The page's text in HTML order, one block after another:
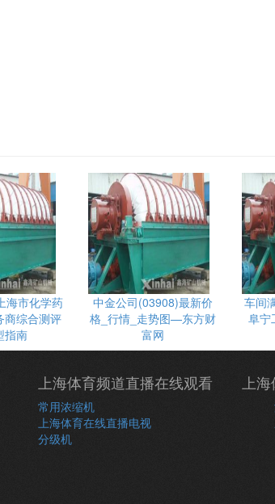
海市化学药
商综合测评
指南
中金公司(03908)最新价
格_行情_走势图—东方财
富网
车间
阜宁
上海体育频道直播在线观看
常用浓缩机
上海体育在线直播电视
分级机
上